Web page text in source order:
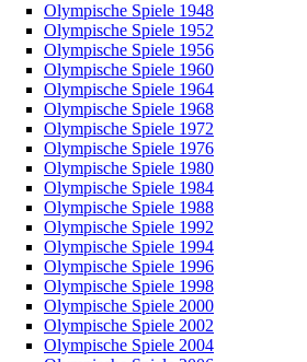
Olympische Spiele 1948
Olympische Spiele 1952
Olympische Spiele 1956
Olympische Spiele 1960
Olympische Spiele 1964
Olympische Spiele 1968
Olympische Spiele 1972
Olympische Spiele 1976
Olympische Spiele 1980
Olympische Spiele 1984
Olympische Spiele 1988
Olympische Spiele 1992
Olympische Spiele 1994
Olympische Spiele 1996
Olympische Spiele 1998
Olympische Spiele 2000
Olympische Spiele 2002
Olympische Spiele 2004